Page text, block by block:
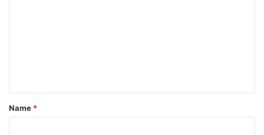
*
Name *